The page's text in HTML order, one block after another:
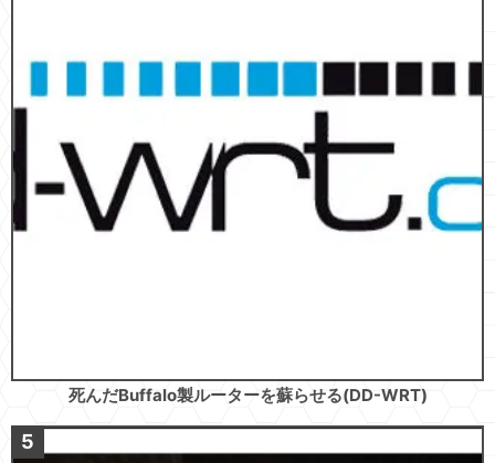
死んだBuffalo製ルーターを蘇らせる(DD-WRT)